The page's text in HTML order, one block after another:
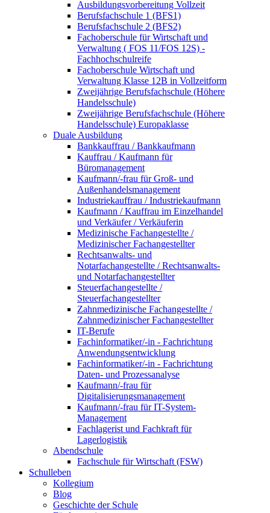
Ausbildungsvorbereitung Vollzeit
Berufsfachschule 1 (BFS1)
Berufsfachschule 2 (BFS2)
Fachoberschule für Wirtschaft und
Verwaltung ( FOS 11/FOS 12S) -
Fachhochschulreife
Fachoberschule Wirtschaft und
Verwaltung Klasse 12B in Vollzeitform
Zweijährige Berufsfachschule (Höhere
Handelsschule)
Zweijährige Berufsfachschule (Höhere
Handelsschule) Europaklasse
Duale Ausbildung
Bankkauffrau / Bankkaufmann
Kauffrau / Kaufmann für
Büromanagement
Kaufmann/-frau für Groß- und
Außenhandelsmanagement
Industriekauffrau / Industriekaufmann
Kaufmann / Kauffrau im Einzelhandel
und Verkäufer / Verkäuferin
Medizinische Fachangestellte /
Medizinischer Fachangestellter
Rechtsanwalts- und
Notarfachangestellte / Rechtsanwalts-
und Notarfachangestellter
Steuerfachangestellte /
Steuerfachangestellter
Zahnmedizinische Fachangestellte /
Zahnmedizinischer Fachangestellter
IT-Berufe
Fachinformatiker/-in - Fachrichtung
Anwendungsentwicklung
Fachinformatiker/-in - Fachrichtung
Daten- und Prozessanalyse
Kaufmann/-frau für
Digitalisierungsmanagement
Kaufmann/-frau für IT-System-
Management
Fachlagerist und Fachkraft für
Lagerlogistik
Abendschule
Fachschule für Wirtschaft (FSW)
Schulleben
Kollegium
Blog
Geschichte der Schule